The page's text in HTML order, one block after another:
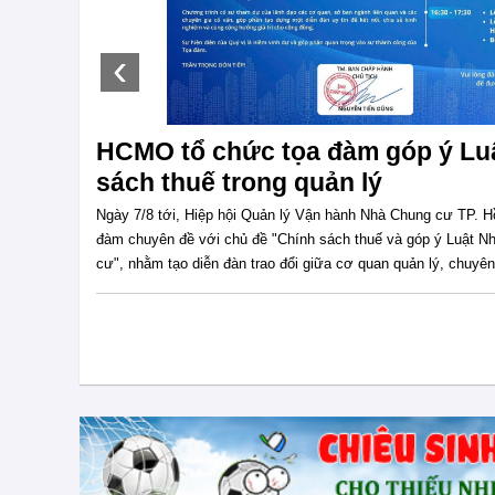
Nhà đầu tư dịch chuyển dòng
dòng tiền: Khi tăng giá
Thị trường bất động sản Việt Nam đang bước vào một chu
hình bởi sự phục hồi của nguồn cung mà còn bởi quá trình
thị trường và phương thức giao dịch. Theo định hướng của
‹